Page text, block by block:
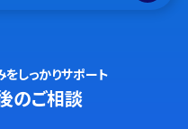
しっかりサポート
のご相談